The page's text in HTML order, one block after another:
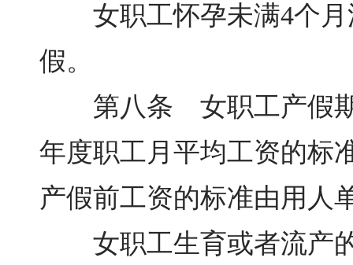
女职工怀孕未满4个月
假。
第八条 女职工产假期
年度职工月平均工资的标
产假前工资的标准由用人
女职工生育或者流产的